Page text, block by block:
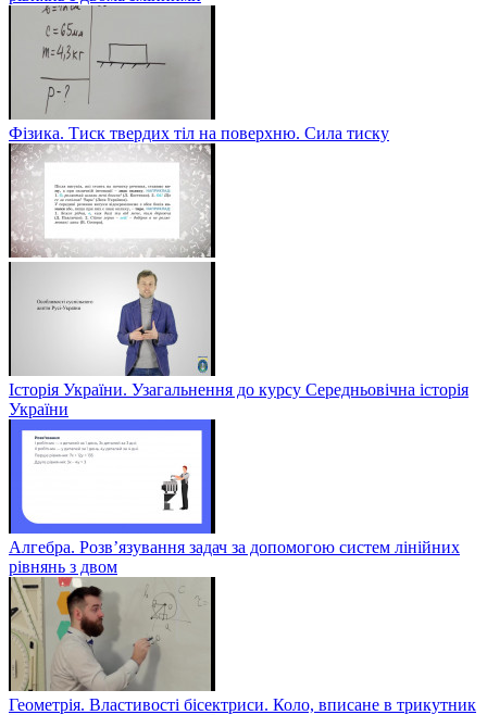
Фізика. Тиск твердих тіл на поверхню. Сила тиску
Історія України. Узагальнення до курсу Середньовічна історія
України
Алгебра. Розв’язування задач за допомогою систем лінійних
рівнянь з двом
Геометрія. Властивості бісектриси. Коло, вписане в трикутник